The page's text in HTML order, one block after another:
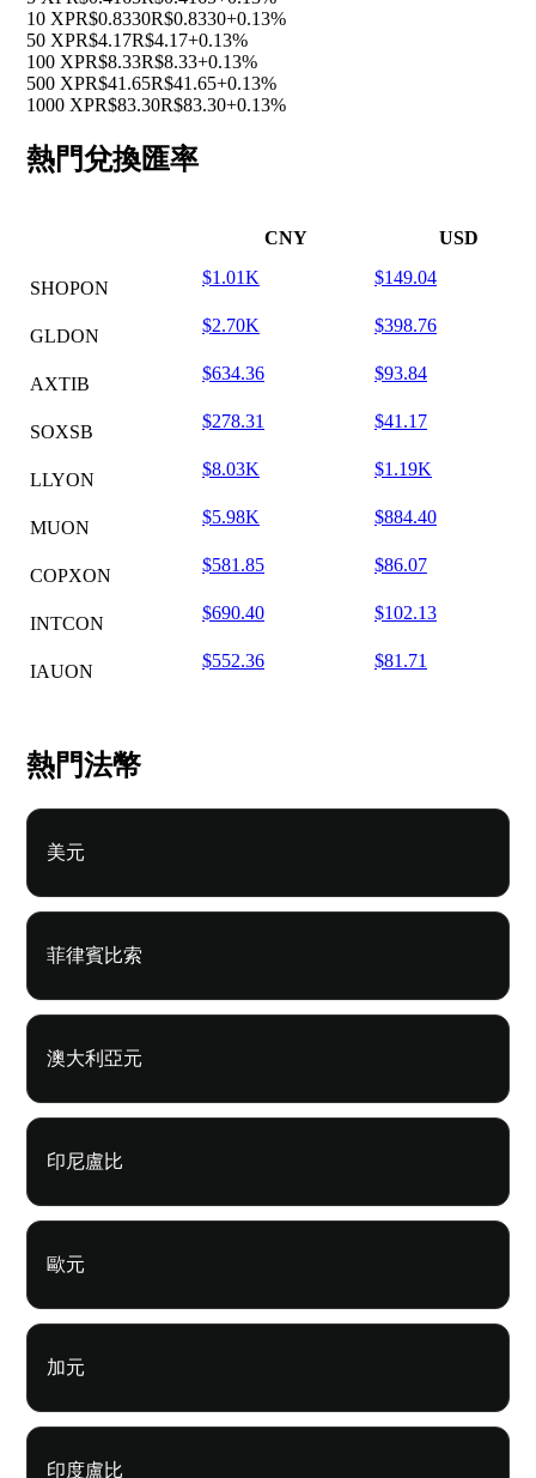
10 XPR$0.8330R$0.8330+0.13%
50 XPR$4.17R$4.17+0.13%
100 XPR$8.33R$8.33+0.13%
500 XPR$41.65R$41.65+0.13%
1000 XPR$83.30R$83.30+0.13%
熱門兌換匯率
CNY USD
SHOPON
$1.01K $149.04
GLDON
$2.70K $398.76
AXTIB
$634.36 $93.84
SOXSB
$278.31 $41.17
LLYON
$8.03K $1.19K
MUON
$5.98K $884.40
COPXON
$581.85 $86.07
INTCON
$690.40 $102.13
IAUON
$552.36 $81.71
熱門法幣
美元
菲律賓比索
澳大利亞元
印尼盧比
歐元
加元
印度盧比